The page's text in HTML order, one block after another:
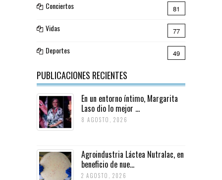
Conciertos 81
Vidas 77
Deportes 49
PUBLICACIONES RECIENTES
En un entorno íntimo, Margarita
Laso dio lo mejor ...
8 AGOSTO, 2026
Agroindustria Láctea Nutralac, en
beneficio de nue...
2 AGOSTO, 2026